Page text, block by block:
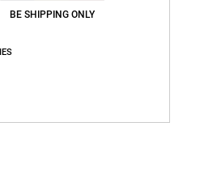
BE SHIPPING ONLY